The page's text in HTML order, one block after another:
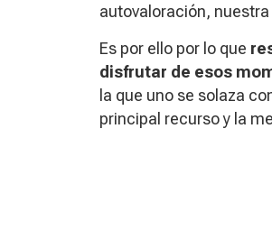
autovaloración,
Es por ello por lo que
disfrutar de esos
la que uno se solaza
principal recurso y la